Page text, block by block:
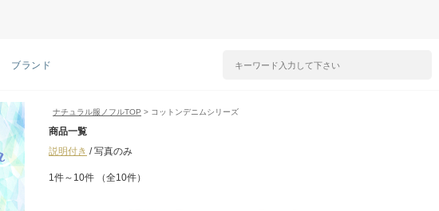
ブランド
ナチュラル服ノフルTOP > コットンデニムシリーズ
商品一覧
説明付き / 写真のみ
1件～10件 （全10件）